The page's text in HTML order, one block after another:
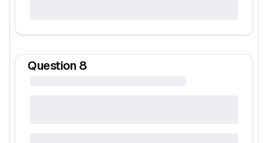
Question 8